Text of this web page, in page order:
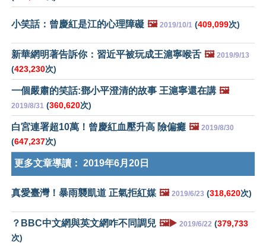
小笑話：曾慶紅是江的心理障礙 🖼️ 2019/10/1 (409,099次)
新華網明著告訴你：習近平被玩成王滬寧喉舌 🖼️ 2019/9/13
(423,230次)
一個嚴肅的笑話:鄧小平澄清的故事 王滬寧還在講 🖼️
2019/8/31 (360,620次)
白宮連署超10萬！曾慶紅血壓升高 險偏癱 🖼️ 2019/8/30
(647,237次)
更多文章導讀： 2019年6月20日
真愛臺灣！暴雨襲凱道 正氣拒紅媒 🖼️ 2019/6/23 (318,620次)
？BBC中文網與英文網咋不同調兒 🖼️▶️ 2019/6/22 (379,733
次)